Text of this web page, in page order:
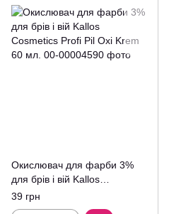
Окислювач для фарби 3%
для брів і вій Kallos
Cosmetics Profi Pil Oxi Krem
60 мл.
39 грн